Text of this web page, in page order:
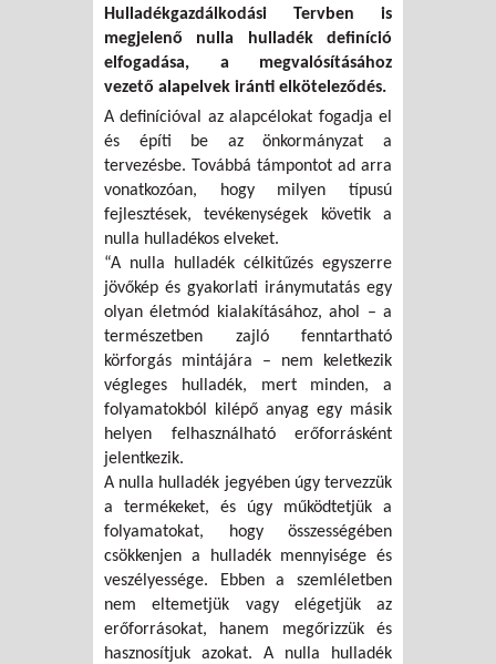
Hulladékgazdálkodási Tervben is
megjelenő nulla hulladék definíció
elfogadása, a megvalósításához
vezető alapelvek iránti elköteleződés.
A definícióval az alapcélokat fogadja el
és építi be az önkormányzat a
tervezésbe. Továbbá támpontot ad arra
vonatkozóan, hogy milyen típusú
fejlesztések, tevékenységek követik a
nulla hulladékos elveket.
“A nulla hulladék célkitűzés egyszerre
jövőkép és gyakorlati iránymutatás egy
olyan életmód kialakításához, ahol – a
természetben zajló fenntartható
körforgás mintájára – nem keletkezik
végleges hulladék, mert minden, a
folyamatokból kilépő anyag egy másik
helyen felhasználható erőforrásként
jelentkezik.
A nulla hulladék jegyében úgy tervezzük
a termékeket, és úgy működtetjük a
folyamatokat, hogy összességében
csökkenjen a hulladék mennyisége és
veszélyessége. Ebben a szemléletben
nem eltemetjük vagy elégetjük az
erőforrásokat, hanem megőrizzük és
hasznosítjuk azokat. A nulla hulladék